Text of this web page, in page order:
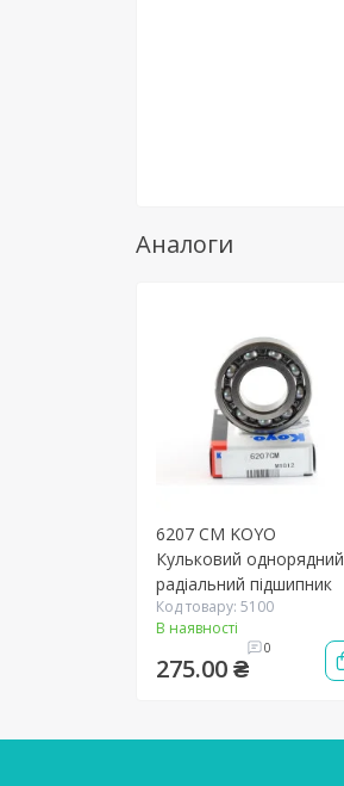
Аналоги
6207 CM KOYO
Кульковий однорядний
радіальний підшипник
Код товару: 5100
В наявності
0
275.00 ₴